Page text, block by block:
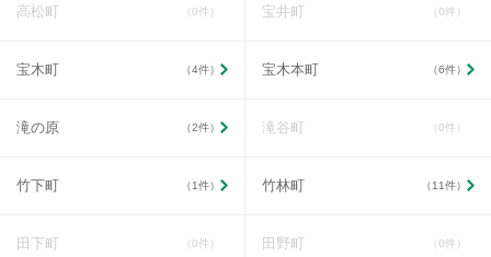
高松町 （0件） 宝井町 （0件）
宝木町 （4件） 宝木本町 （6件）
滝の原 （2件） 滝谷町 （0件）
竹下町 （1件） 竹林町 （11件）
田下町 （0件） 田野町 （0件）